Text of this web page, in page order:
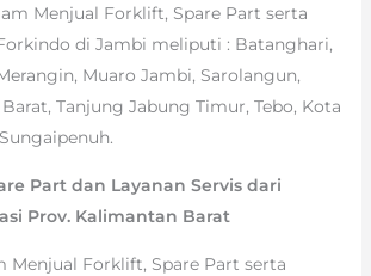
Menjual Forklift, Spare Part serta
di Jambi meliputi : Batanghari,
Muaro Jambi, Sarolangun,
Tanjung Jabung Timur, Tebo, Kota
Part dan Layanan Servis dari
Prov. Kalimantan Barat
Menjual Forklift, Spare Part serta